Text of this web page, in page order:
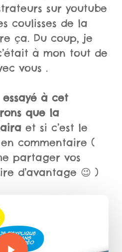
sur youtube
coulisses de la
ça. Du coup, je
à mon tout de
vous .
à cet
que la
et si c’est le
commentaire (
partager vos
d’avantage 😉 )
Video